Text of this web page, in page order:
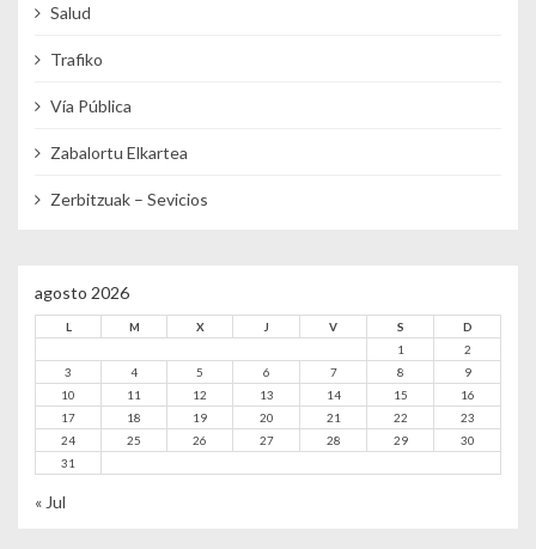
Salud
Trafiko
Vía Pública
Zabalortu Elkartea
Zerbitzuak – Sevicios
agosto 2026
L M X J V S
D
1
2
3
4 5 6 7 8
9
10
11 12 13 14 15
16
17
18 19 20 21 22
23
24
25 26 27 28 29
30
31
« Jul